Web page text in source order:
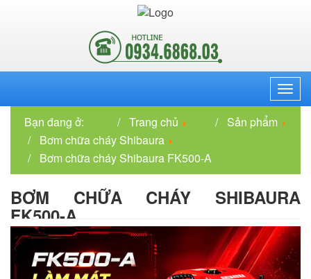
Menu
Bạn đang ở: Trang chủ
Sản phẩm
Bơm chữa cháy Shibaura
Bơm chữa cháy Shibaura FK500-A
BƠM CHỮA CHÁY SHIBAURA
FK500-A